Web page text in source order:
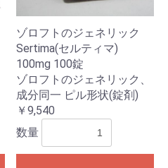
ゾロフトのジェネリック
Sertima(セルティマ)
100mg 100錠
ゾロフトのジェネリック、
成分同一 ピル形状(錠剤)
￥9,540
数量